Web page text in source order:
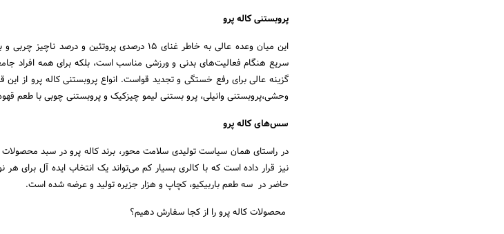
پروبستنی کاله پرو
این میان وعده عالی به خاطر غنای 15 درصدی پروتئین و
سریع هنگام فعالیت‌های بدنی و ورزشی مناسب است، بلکه برای همه افراد
گزینه عالی برای رفع خستگی و تجدید قواست. انواع پروبستنی کاله پرو از این
وحشی،پروبستنی وانیلی، پرو بستنی لیمو چیزکیک و پروبستنی چوبی با طعم
سس‌های کاله پرو
در راستای همان سیاست تولیدی سلامت محور، برند کاله پرو در سبد
نیز قرار داده است که با کالری بسیار کم می‌تواند یک انتخاب ایده آل برای
حاضر در سه طعم باربیکیو، کچاپ و هزار جزیره تولید و عرضه شده است.
محصولات کاله پرو را از کجا سفارش دهیم؟